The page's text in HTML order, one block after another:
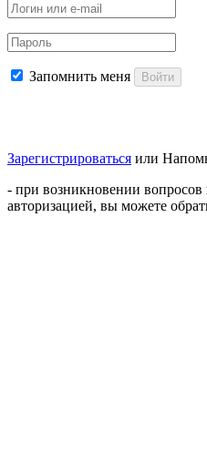
Запомнить меня Войти
Зарегистрироваться или
- при возникновении
авторизацией, вы можете